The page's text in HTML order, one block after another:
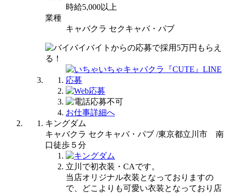
時給5,000以上
業種
キャバクラ セクキャバ・パブ
お仕事詳細へ
キングダム
キャバクラ セクキャバ・パブ /東京都立川市 南
口徒歩５分
立川で初衣装・CAです。
当店オリジナル衣装となっておりますの
で、どこよりも可愛い衣装となっており店